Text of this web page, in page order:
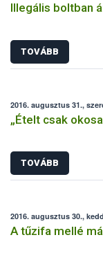
Illegális boltban
TOVÁBB
2016. augusztus 31.,
„Ételt csak
TOVÁBB
2016. augusztus 30., kedd
A tűzifa mellé